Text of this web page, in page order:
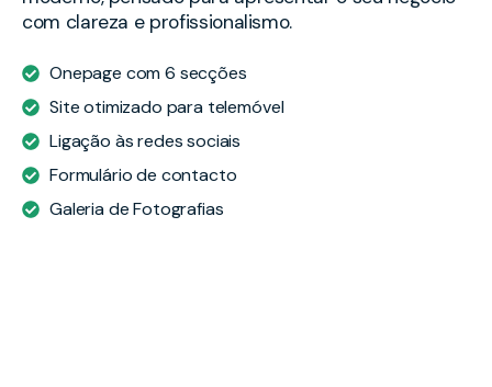
com clareza e profissionalismo.
Onepage com 6 secções
Site otimizado para telemóvel
Ligação às redes sociais
Formulário de contacto
Galeria de Fotografias